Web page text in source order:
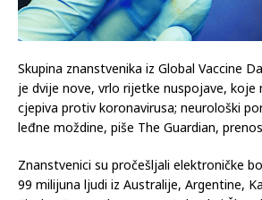
Skupina znanstvenika iz Global Vaccine
je dvije nove, vrlo rijetke nuspojave, koje
cjepiva protiv koronavirusa; neurološki
leđne moždine, piše The Guardian,
Znanstvenici su pročešljali elektroničke
99 milijuna ljudi iz Australije, Argentine,